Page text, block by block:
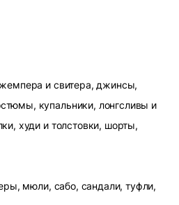
и свитера, джинсы,
купальники, лонгсливы и
худи и толстовки, шорты,
мюли, сабо, сандали, туфли,